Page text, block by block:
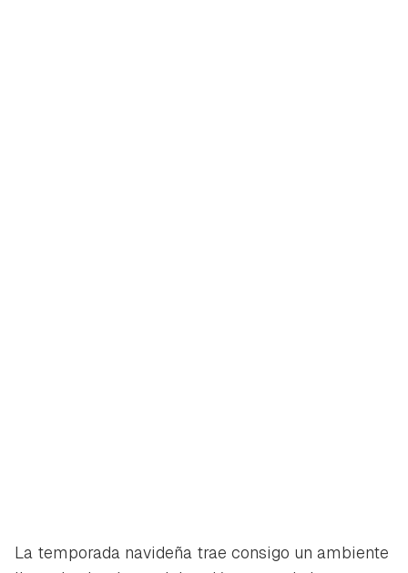
La temporada navideña trae consigo un ambiente